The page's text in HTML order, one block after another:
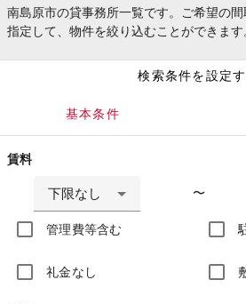
南島原市の貸事務所一覧です。ご希望の
指定して、物件を絞り込むことができます
検索条件を設定
基本条件
賃料
下限なし 〜
管理費等含む
礼金なし